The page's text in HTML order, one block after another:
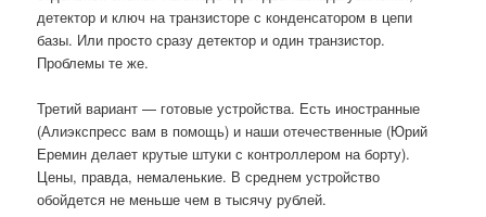
детектор и ключ на транзисторе с конденсатором в цепи
базы. Или просто сразу детектор и один транзистор.
Проблемы те же.
Третий вариант — готовые устройства. Есть иностранные
(Алиэкспресс вам в помощь) и наши отечественные (Юрий
Еремин делает крутые штуки с контроллером на борту).
Цены, правда, немаленькие. В среднем устройство
обойдется не меньше чем в тысячу рублей.